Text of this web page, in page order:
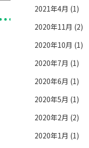
2021年4月 (1)
2020年11月 (2)
2020年10月 (1)
2020年7月 (1)
2020年6月 (1)
2020年5月 (1)
2020年2月 (2)
2020年1月 (1)